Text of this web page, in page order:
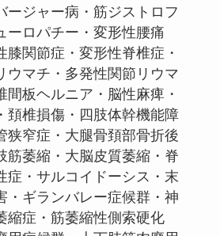
ージャー病・筋ジストロフ
ーロパチー・変形性腰痛
膝関節症・変形性脊椎症・
ウマチ・多発性関節リウマ
間板ヘルニア・脳性麻痺・
頚椎損傷・四肢体幹機能障
狭窄症・大腿骨頚部骨折後
筋萎縮・大脳皮質萎縮・脊
症・サルコイドーシス・末
・ギランバレー症候群・神
縮症・筋萎縮性側索硬化